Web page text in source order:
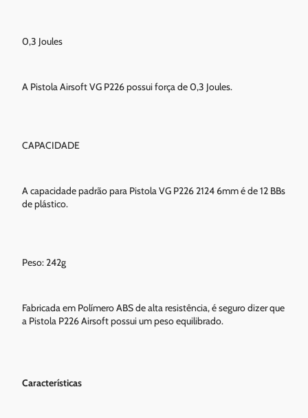
0,3 Joules
A Pistola Airsoft VG P226 possui força de 0,3 Joules.
CAPACIDADE
A capacidade padrão para Pistola VG P226 2124 6mm é de 12 BBs
de plástico.
Peso: 242g
Fabricada em Polímero ABS de alta resistência, é seguro dizer que
a Pistola P226 Airsoft possui um peso equilibrado.
Características